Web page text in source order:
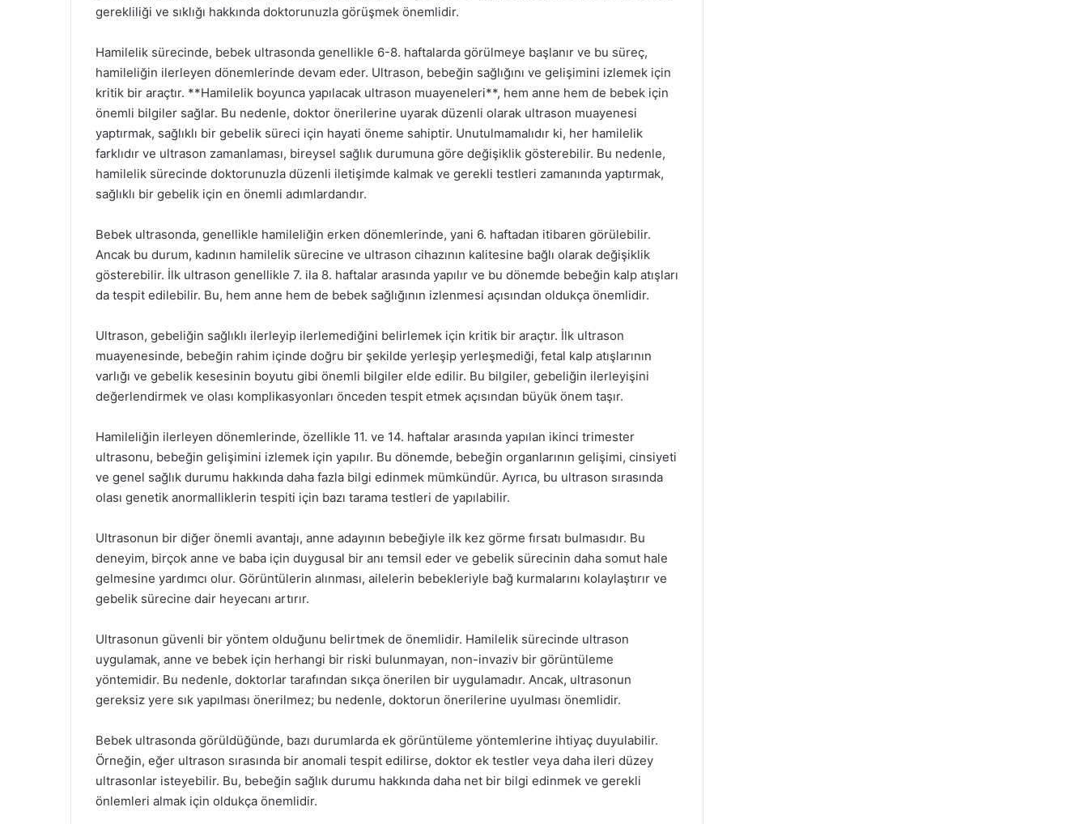
gerekliliği ve sıklığı hakkında doktorunuzla görüşmek önemlidir.
Hamilelik sürecinde, bebek ultrasonda genellikle 6-8. haftalarda görülmeye başlanır ve bu süreç,
hamileliğin ilerleyen dönemlerinde devam eder. Ultrason, bebeğin sağlığını ve gelişimini izlemek için
kritik bir araçtır. **Hamilelik boyunca yapılacak ultrason muayeneleri**, hem anne hem de bebek için
önemli bilgiler sağlar. Bu nedenle, doktor önerilerine uyarak düzenli olarak ultrason muayenesi
yaptırmak, sağlıklı bir gebelik süreci için hayati öneme sahiptir. Unutulmamalıdır ki, her hamilelik
farklıdır ve ultrason zamanlaması, bireysel sağlık durumuna göre değişiklik gösterebilir. Bu nedenle,
hamilelik sürecinde doktorunuzla düzenli iletişimde kalmak ve gerekli testleri zamanında yaptırmak,
sağlıklı bir gebelik için en önemli adımlardandır.
Bebek ultrasonda, genellikle hamileliğin erken dönemlerinde, yani 6. haftadan itibaren görülebilir.
Ancak bu durum, kadının hamilelik sürecine ve ultrason cihazının kalitesine bağlı olarak değişiklik
gösterebilir. İlk ultrason genellikle 7. ila 8. haftalar arasında yapılır ve bu dönemde bebeğin kalp atışları
da tespit edilebilir. Bu, hem anne hem de bebek sağlığının izlenmesi açısından oldukça önemlidir.
Ultrason, gebeliğin sağlıklı ilerleyip ilerlemediğini belirlemek için kritik bir araçtır. İlk ultrason
muayenesinde, bebeğin rahim içinde doğru bir şekilde yerleşip yerleşmediği, fetal kalp atışlarının
varlığı ve gebelik kesesinin boyutu gibi önemli bilgiler elde edilir. Bu bilgiler, gebeliğin ilerleyişini
değerlendirmek ve olası komplikasyonları önceden tespit etmek açısından büyük önem taşır.
Hamileliğin ilerleyen dönemlerinde, özellikle 11. ve 14. haftalar arasında yapılan ikinci trimester
ultrasonu, bebeğin gelişimini izlemek için yapılır. Bu dönemde, bebeğin organlarının gelişimi, cinsiyeti
ve genel sağlık durumu hakkında daha fazla bilgi edinmek mümkündür. Ayrıca, bu ultrason sırasında
olası genetik anormalliklerin tespiti için bazı tarama testleri de yapılabilir.
Ultrasonun bir diğer önemli avantajı, anne adayının bebeğiyle ilk kez görme fırsatı bulmasıdır. Bu
deneyim, birçok anne ve baba için duygusal bir anı temsil eder ve gebelik sürecinin daha somut hale
gelmesine yardımcı olur. Görüntülerin alınması, ailelerin bebekleriyle bağ kurmalarını kolaylaştırır ve
gebelik sürecine dair heyecanı artırır.
Ultrasonun güvenli bir yöntem olduğunu belirtmek de önemlidir. Hamilelik sürecinde ultrason
uygulamak, anne ve bebek için herhangi bir riski bulunmayan, non-invaziv bir görüntüleme
yöntemidir. Bu nedenle, doktorlar tarafından sıkça önerilen bir uygulamadır. Ancak, ultrasonun
gereksiz yere sık yapılması önerilmez; bu nedenle, doktorun önerilerine uyulması önemlidir.
Bebek ultrasonda görüldüğünde, bazı durumlarda ek görüntüleme yöntemlerine ihtiyaç duyulabilir.
Örneğin, eğer ultrason sırasında bir anomali tespit edilirse, doktor ek testler veya daha ileri düzey
ultrasonlar isteyebilir. Bu, bebeğin sağlık durumu hakkında daha net bir bilgi edinmek ve gerekli
önlemleri almak için oldukça önemlidir.